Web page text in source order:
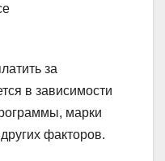
за
в зависимости
марки
факторов.